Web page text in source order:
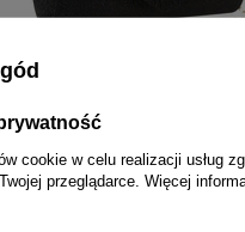
zł Najniższa
59,99 zł
cookie w celu realizacji usług
przeglądarce. Więcej